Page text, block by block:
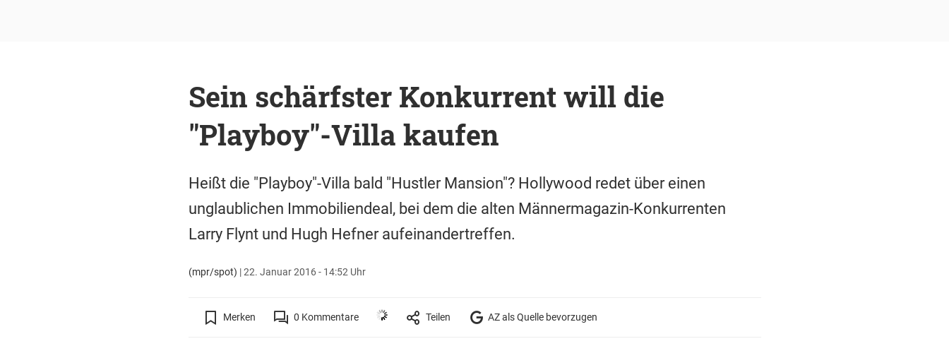
Sein schärfster Konkurrent will die
"Playboy"-Villa kaufen
Heißt die "Playboy"-Villa bald "Hustler Mansion"? Hollywood redet über einen
unglaublichen Immobiliendeal, bei dem die alten Männermagazin-Konkurrenten
Larry Flynt und Hugh Hefner aufeinandertreffen.
(mpr/spot) |22. Januar 2016 - 14:52 Uhr
Merken 0 Kommentare Teilen AZ als Quelle bevorzugen